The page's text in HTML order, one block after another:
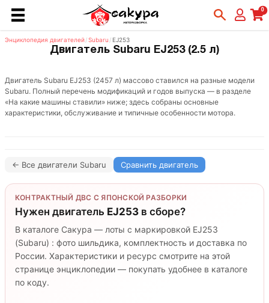
0
Энциклопедия двигателей/Subaru / EJ253
Двигатель Subaru EJ253 (2.5 л)
Двигатель Subaru EJ253 (2457 л) массово ставился на разные модели
Subaru. Полный перечень модификаций и годов выпуска — в разделе
«На какие машины ставили» ниже; здесь собраны основные
характеристики, обслуживание и типичные особенности мотора.
← Все двигатели Subaru Сравнить двигатель
КОНТРАКТНЫЙ ДВС С ЯПОНСКОЙ РАЗБОРКИ
Нужен двигатель EJ253 в сборе?
В каталоге Сакура — лоты с маркировкой EJ253
(Subaru) : фото шильдика, комплектность и доставка по
России. Характеристики и ресурс смотрите на этой
странице энциклопедии — покупать удобнее в каталоге
по коду.